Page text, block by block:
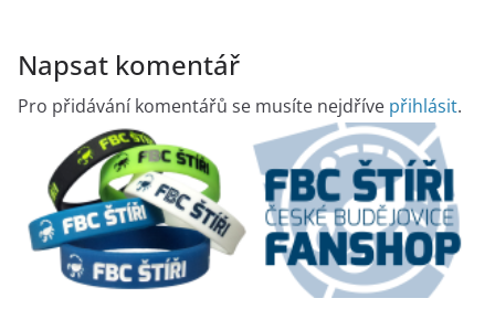
Napsat komentář
Pro přidávání komentářů se musíte nejdříve přihlásit.